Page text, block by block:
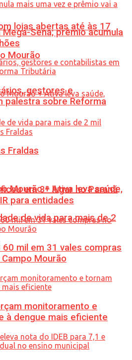
lojas abertas até às 17
Mourão
Mourão + Ativa leva saúde,
de vida para mais de 2
Sena; prêmio acumula
gestores e
palestra sobre Reforma
Fraldas
em 3º lugar no Paraná
para entidades
60 mil em 31 vales compras
Mourão
monitoramento e
à dengue mais eficiente